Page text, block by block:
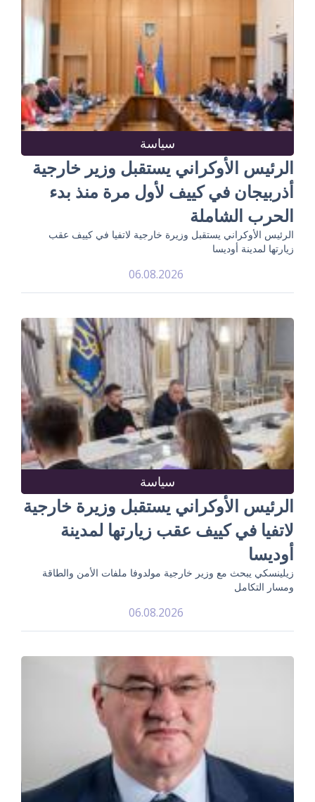
سياسة
الرئيس الأوكراني يستقبل وزير خارجية
أذربيجان في كييف لأول مرة منذ بدء
الحرب الشاملة
الرئيس الأوكراني يستقبل وزيرة خارجية لاتفيا في كييف عقب
زيارتها لمدينة أوديسا
06.08.2026
سياسة
الرئيس الأوكراني يستقبل وزيرة خارجية
لاتفيا في كييف عقب زيارتها لمدينة
أوديسا
زيلينسكي يبحث مع وزير خارجية مولدوفا ملفات الأمن والطاقة
ومسار التكامل
06.08.2026